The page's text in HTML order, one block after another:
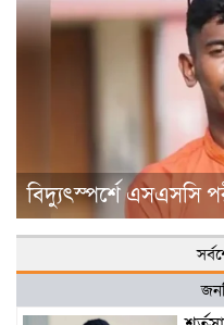
বিদ্যুৎস্পর্শে এসএসসি